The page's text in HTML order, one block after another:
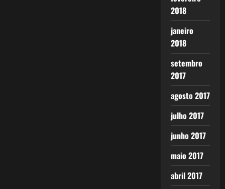
2018
janeiro
2018
setembro
2017
agosto 2017
julho 2017
junho 2017
maio 2017
abril 2017